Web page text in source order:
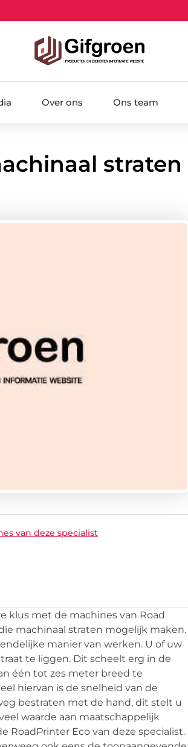
Over ons Ons team
straten
van deze specialist
klus met de machines van Road
machinaal straten mogelijk maken.
manier van werken. U of uw
te liggen. Dit scheelt erg in de
één tot zes meter breed te
hiervan is de snelheid van de
bestraten met de hand, dit stelt u
waarde aan maatschappelijk
RoadPrinter Eco van deze specialist.